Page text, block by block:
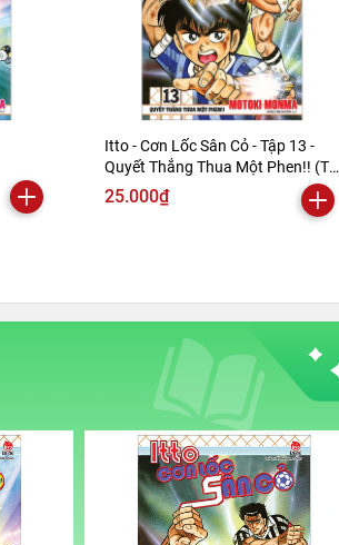
Itto - Cơn Lốc Sân Cỏ - Tập 13 -
Quyết Thắng Thua Một Phen!! (Tái
Bản 2024)
25.000₫